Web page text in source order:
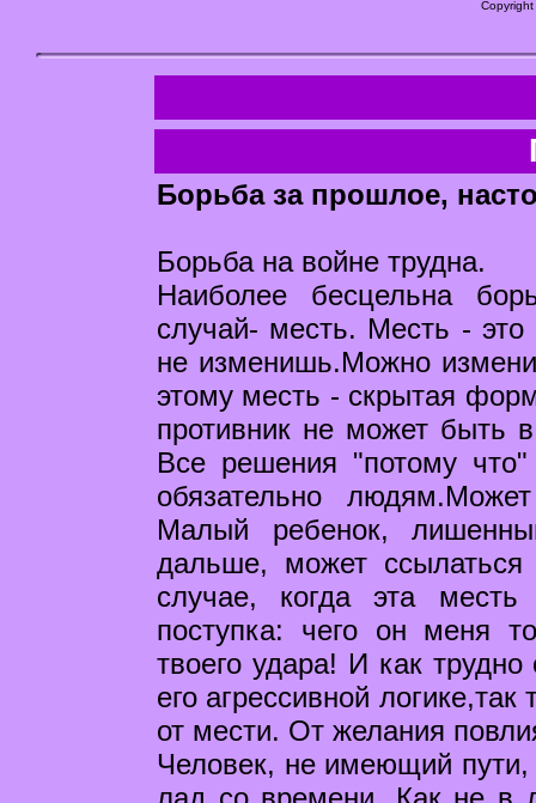
Борьба за прошлое,
Борьба на войне трудна.
Наиболее бесцельна
случай- месть. Месть -
не изменишь.Можно
этому месть - скрытая
противник не может быть
Все решения "потому
обязательно
Малый ребенок,
дальше, может
случае, когда эта
поступка: чего он меня
твоего удара! И как
его агрессивной
от мести. От желания
Человек, не имеющий